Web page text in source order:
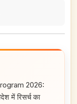
2026:
में रिसर्च का